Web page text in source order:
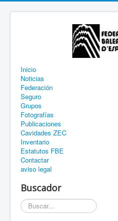
Inicio
Noticias
Federación
Seguro
Grupos
Fotografías
Publicaciones
Cavidades ZEC
Inventario
Estatutos FBE
Contactar
aviso legal
Buscador
Buscar